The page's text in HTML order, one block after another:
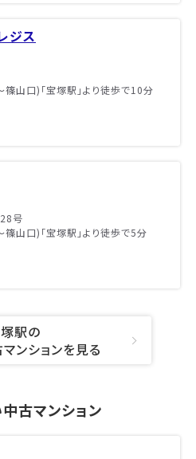
ジス
山口)「宝塚駅」より徒歩で10分
号
山口)「宝塚駅」より徒歩で5分
駅の
ンションを見る
古マンション